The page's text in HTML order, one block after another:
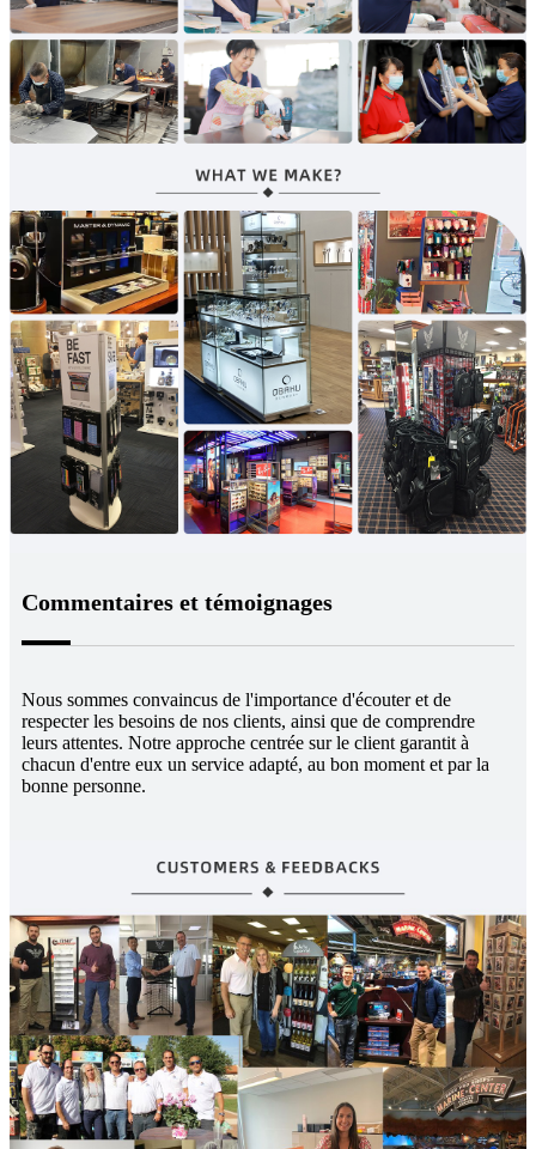
Commentaires et témoignages
Nous sommes convaincus de l'importance d'écouter et de
respecter les besoins de nos clients, ainsi que de comprendre
leurs attentes. Notre approche centrée sur le client garantit à
chacun d'entre eux un service adapté, au bon moment et par la
bonne personne.